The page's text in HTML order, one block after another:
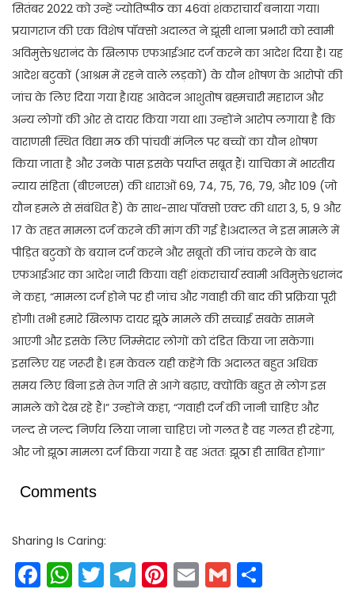
सितंबर 2022 को उन्हें ज्योतिष्पीठ का 46वां शंकराचार्य बनाया गया।
प्रयागराज की एक विशेष पॉक्सो अदालत ने झूंसी थाना प्रभारी को स्वामी
अविमुक्तेश्वरानंद के खिलाफ एफआईआर दर्ज करने का आदेश दिया है। यह
आदेश बटुकों (आश्रम में रहने वाले लड़कों) के यौन शोषण के आरोपों की
जांच के लिए दिया गया है।यह आवेदन आशुतोष ब्रह्मचारी महाराज और
अन्य लोगों की ओर से दायर किया गया था। उन्होंने आरोप लगाया है कि
वाराणसी स्थित विद्या मठ की पांचवीं मंजिल पर बच्चों का यौन शोषण
किया जाता है और उनके पास इसके पर्याप्त सबूत हैं। याचिका में भारतीय
न्याय संहिता (बीएनएस) की धाराओं 69, 74, 75, 76, 79, और 109 (जो
यौन हमले से संबंधित हैं) के साथ-साथ पॉक्सो एक्ट की धारा 3, 5, 9 और
17 के तहत मामला दर्ज करने की मांग की गई है।अदालत ने इस मामले में
पीड़ित बटुकों के बयान दर्ज करने और सबूतों की जांच करने के बाद
एफआईआर का आदेश जारी किया। वहीं शंकराचार्य स्वामी अविमुक्तेश्वरानंद
ने कहा, “मामला दर्ज होने पर ही जांच और गवाही की बाद की प्रक्रिया पूरी
होगी। तभी हमारे खिलाफ दायर झूठे मामले की सच्चाई सबके सामने
आएगी और इसके लिए जिम्मेदार लोगों को दंडित किया जा सकेगा।
इसलिए यह जरूरी है। हम केवल यही कहेंगे कि अदालत बहुत अधिक
समय लिए बिना इसे तेज गति से आगे बढ़ाए, क्योंकि बहुत से लोग इस
मामले को देख रहे हैं।” उन्होंने कहा, “गवाही दर्ज की जानी चाहिए और
जल्द से जल्द निर्णय लिया जाना चाहिए। जो गलत है वह गलत ही रहेगा,
और जो झूठा मामला दर्ज किया गया है वह अंततः झूठा ही साबित होगा।”
Comments
Sharing Is Caring:
Facebook
WhatsApp
Twitter
Telegram
Pinterest
EmailGmail